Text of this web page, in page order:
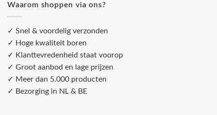
Waarom shoppen via ons?
✓ Snel & voordelig verzonden
✓ Hoge kwaliteit boren
✓ Klanttevredenheid staat voorop
✓ Groot aanbod en lage prijzen
✓ Meer dan 5.000 producten
✓ Bezorging in NL & BE